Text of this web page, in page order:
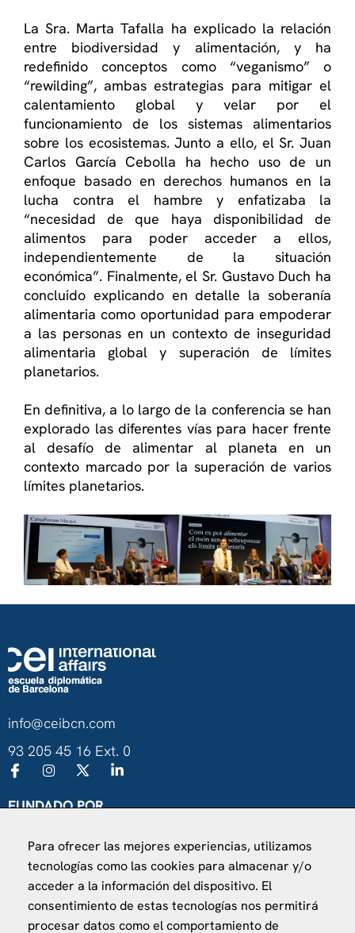
La Sra. Marta Tafalla ha explicado la relación
entre biodiversidad y alimentación, y ha
redefinido conceptos como “veganismo” o
“rewilding”, ambas estrategias para mitigar el
calentamiento global y velar por el
funcionamiento de los sistemas alimentarios
sobre los ecosistemas. Junto a ello, el Sr. Juan
Carlos García Cebolla ha hecho uso de un
enfoque basado en derechos humanos en la
lucha contra el hambre y enfatizaba la
“necesidad de que haya disponibilidad de
alimentos para poder acceder a ellos,
independientemente de la situación
económica”. Finalmente, el Sr. Gustavo Duch ha
concluido explicando en detalle la soberanía
alimentaria como oportunidad para empoderar
a las personas en un contexto de inseguridad
alimentaria global y superación de límites
planetarios.
En definitiva, a lo largo de la conferencia se han
explorado las diferentes vías para hacer frente
al desafío de alimentar al planeta en un
contexto marcado por la superación de varios
límites planetarios.
info@ceibcn.com
93 205 45 16 Ext. 0
FUNDADO POR
Ministerio de Asuntos Exteriores, UE y Cooperación
Fundación "la Caixa"
Para ofrecer las mejores experiencias, utilizamos
tecnologías como las cookies para almacenar y/o
acceder a la información del dispositivo. El
consentimiento de estas tecnologías nos permitirá
procesar datos como el comportamiento de